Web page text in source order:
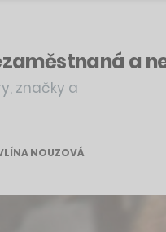
a
značky a
NOUZOVÁ